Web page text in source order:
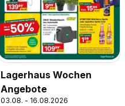
Lagerhaus Wochen
Angebote
03.08. - 16.08.2026